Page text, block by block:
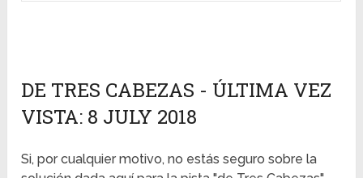
DE TRES CABEZAS - ÚLTIMA VEZ
VISTA: 8 JULY 2018
Si, por cualquier motivo, no estás seguro sobre la